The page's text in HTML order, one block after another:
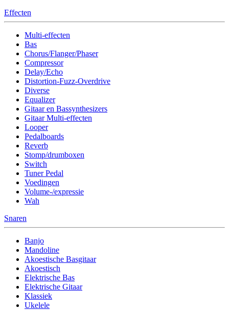
Effecten
Multi-effecten
Bas
Chorus/Flanger/Phaser
Compressor
Delay/Echo
Distortion-Fuzz-Overdrive
Diverse
Equalizer
Gitaar en Bassynthesizers
Gitaar Multi-effecten
Looper
Pedalboards
Reverb
Stomp/drumboxen
Switch
Tuner Pedal
Voedingen
Volume-/expressie
Wah
Snaren
Banjo
Mandoline
Akoestische Basgitaar
Akoestisch
Elektrische Bas
Elektrische Gitaar
Klassiek
Ukelele